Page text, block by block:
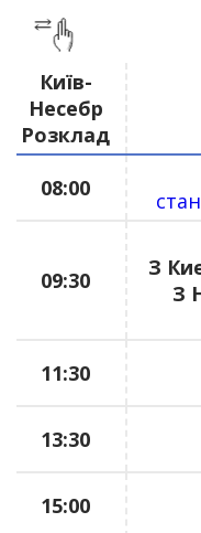
Київ-
Несебр
Розклад
08:00
09:30
З
З
11:30
13:30
15:00